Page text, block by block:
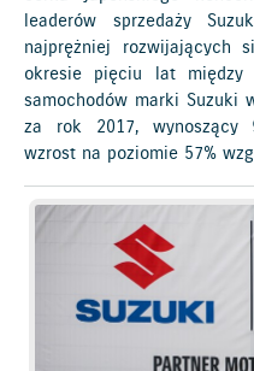
leaderów sprzedaży
najprężniej rozwijających
okresie pięciu lat między
samochodów marki Suzuki
za rok 2017, wynoszący
wzrost na poziomie 57%